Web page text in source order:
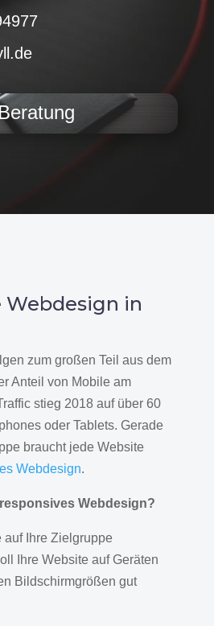
Webdesign in
zum großen Teil aus dem
Anteil von Mobile am
stieg 2018 auf über 60
oder Tablets. Gerade
braucht jede Website
Webdesign.
Webdesign?
auf Ihre Zielgruppe
Ihre Website auf Geräten
Bildschirmgrößen gut